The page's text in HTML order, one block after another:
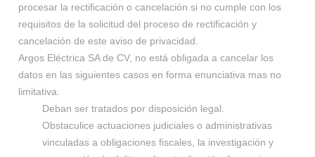
procesar la rectificación o cancelación si no cumple con los
requisitos de la solicitud del proceso de rectificación y
cancelación de este aviso de privacidad.
Argos Eléctrica SA de CV, no está obligada a cancelar los
datos en las siguientes casos en forma enunciativa mas no
limitativa.
Deban ser tratados por disposición legal.
Obstaculice actuaciones judiciales o administrativas
vinculadas a obligaciones fiscales, la investigación y